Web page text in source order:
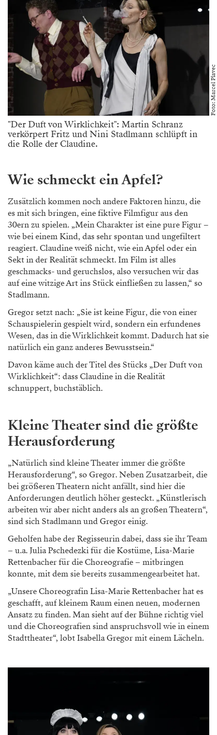
Foto: Marcel Plavec
"Der Duft von Wirklichkeit": Martin Schranz
verkörpert Fritz und Nini Stadlmann schlüpft in
die Rolle der Claudine.
Wie schmeckt ein Apfel?
Zusätzlich kommen noch andere Faktoren hinzu, die
es mit sich bringen, eine fiktive Filmfigur aus den
30ern zu spielen. „Mein Charakter ist eine pure Figur –
wie bei einem Kind, das sehr spontan und ungefiltert
reagiert. Claudine weiß nicht, wie ein Apfel oder ein
Sekt in der Realität schmeckt. Im Film ist alles
geschmacks- und geruchslos, also versuchen wir das
auf eine witzige Art ins Stück einfließen zu lassen,“ so
Stadlmann.
Gregor setzt nach: „Sie ist keine Figur, die von einer
Schauspielerin gespielt wird, sondern ein erfundenes
Wesen, das in die Wirklichkeit kommt. Dadurch hat sie
natürlich ein ganz anderes Bewusstsein.“
Davon käme auch der Titel des Stücks „Der Duft von
Wirklichkeit“: dass Claudine in die Realität
schnuppert, buchstäblich.
Kleine Theater sind die größte
Herausforderung
„Natürlich sind kleine Theater immer die größte
Herausforderung“, so Gregor. Neben Zusatzarbeit, die
bei größeren Theatern nicht anfällt, sind hier die
Anforderungen deutlich höher gesteckt. „Künstlerisch
arbeiten wir aber nicht anders als an großen Theatern“,
sind sich Stadlmann und Gregor einig.
Geholfen habe der Regisseurin dabei, dass sie ihr Team
– u.a. Julia Pschedezki für die Kostüme, Lisa-Marie
Rettenbacher für die Choreografie – mitbringen
konnte, mit dem sie bereits zusammengearbeitet hat.
„Unsere Choreografin Lisa-Marie Rettenbacher hat es
geschafft, auf kleinem Raum einen neuen, modernen
Ansatz zu finden. Man sieht auf der Bühne richtig viel
und die Choreografien sind anspruchsvoll wie in einem
Stadttheater“, lobt Isabella Gregor mit einem Lächeln.